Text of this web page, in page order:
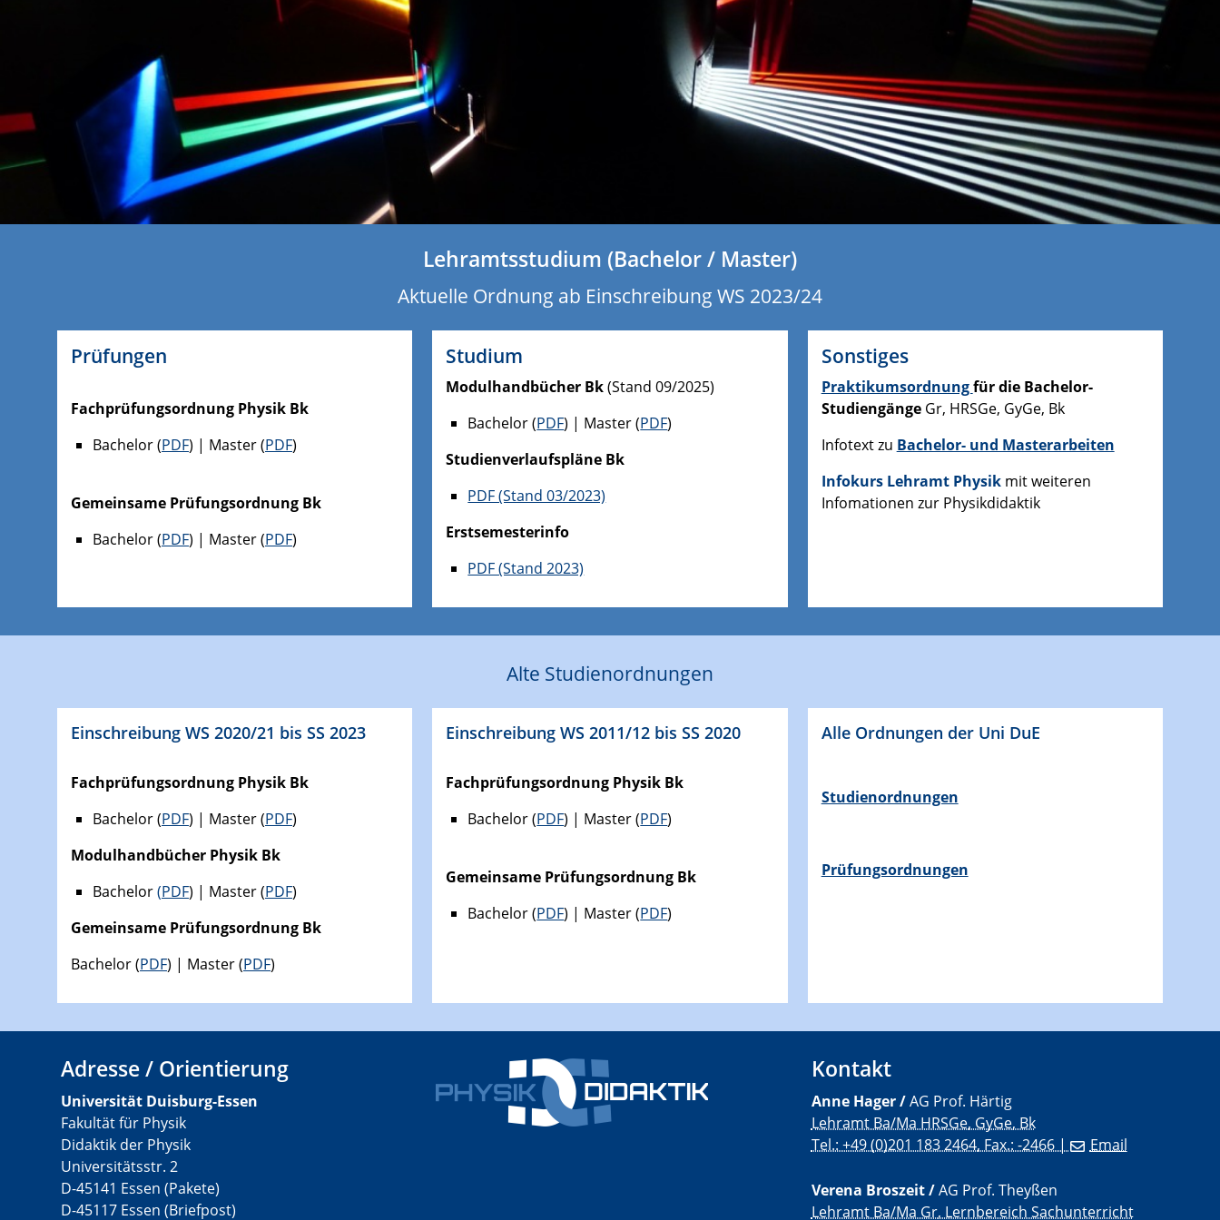
Lehramtsstudium (Bachelor / Master)
Aktuelle Ordnung ab Einschreibung WS 2023/24
Prüfungen
Fachprüfungsordnung Physik Bk
Bachelor (PDF) | Master (PDF)
Gemeinsame Prüfungsordnung Bk
Bachelor (PDF) | Master (PDF)
Studium
Modulhandbücher Bk(Stand 09/2025)
Bachelor (PDF) | Master (PDF)
Studienverlaufspläne Bk
PDF (Stand 03/2023)
Erstsemesterinfo
PDF (Stand 2023)
Sonstiges
Praktikumsordnungfür die Bachelor-
StudiengängeGr, HRSGe, GyGe, Bk
Infotext zu Bachelor- und Masterarbeiten
Infokurs Lehramt Physik mit weiteren
Infomationen zur Physikdidaktik
Alte Studienordnungen
Einschreibung WS 2020/21 bis SS 2023
Fachprüfungsordnung Physik Bk
Bachelor (PDF) | Master (PDF)
Modulhandbücher Physik Bk
Bachelor(PDF) | Master (PDF)
Gemeinsame Prüfungsordnung Bk
Bachelor (PDF) | Master (PDF)
Einschreibung WS 2011/12 bis SS 2020
Fachprüfungsordnung Physik Bk
Bachelor (PDF) | Master (PDF)
Gemeinsame Prüfungsordnung Bk
Bachelor (PDF) | Master (PDF)
Alle Ordnungen der Uni DuE
Studienordnungen
Prüfungsordnungen
Adresse / Orientierung
Universität Duisburg-Essen
Fakultät für Physik
Didaktik der Physik
Universitätsstr. 2
D-45141 Essen (Pakete)
D-45117 Essen (Briefpost)
Kontakt
Anne Hager /AG Prof. Härtig
Lehramt Ba/Ma HRSGe, GyGe, Bk
Tel.: +49 (0)201 183 2464, Fax.: -2466 |
Email
Verena Broszeit /AG Prof. Theyßen
Lehramt Ba/Ma Gr, Lernbereich Sachunterricht